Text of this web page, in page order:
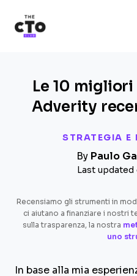
STRATEGIA E
Le 10
Adverity
By Paulo
Last updated
Recensiamo gli strumenti in
ci aiutano a finanziare i nostri
sulla trasparenza, la nostra
uno
In base alla mia